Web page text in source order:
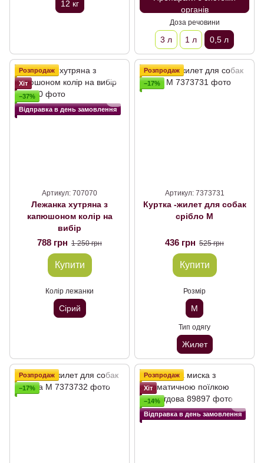
12 кг
органів
Доза речовини
3 л 1 л 0,5 л
Розпродаж
Хіт
−37%
Відправка в день замовлення
Артикул: 707070
Лежанка хутряна з
капюшоном колір на
вибір
788 грн 1 250 грн
Купити
Колір лежанки
Сірий
Розпродаж
−17%
Артикул: 7373731
Куртка -жилет для собак
срібло М
436 грн 525 грн
Купити
Розмір
M
Тип одягу
Жилет
Розпродаж
−17%
Розпродаж
Хіт
−14%
Відправка в день замовлення